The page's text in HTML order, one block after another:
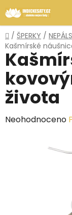
na
obsah
Domů
/ ŠPERKY /
Kašmírské
života
Průměrné
Neohodnoceno